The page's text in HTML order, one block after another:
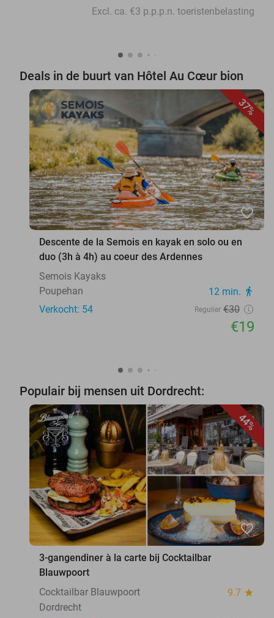
Excl. ca. €3 p.p.p.n. toeristenbelasting
Deals in de buurt van Hôtel Au Cœur bion
37%
favorite_border
Descente de la Semois en kayak en solo ou en
duo (3h à 4h) au coeur des Ardennes
Semois Kayaks
Poupehan
12 min. directions_walk
Verkocht: 54 Regulier €30
€19
Populair bij mensen uit Dordrecht:
44%
favorite_border
3-gangendiner à la carte bij Cocktailbar
Blauwpoort
Cocktailbar Blauwpoort
9.7 star
Dordrecht